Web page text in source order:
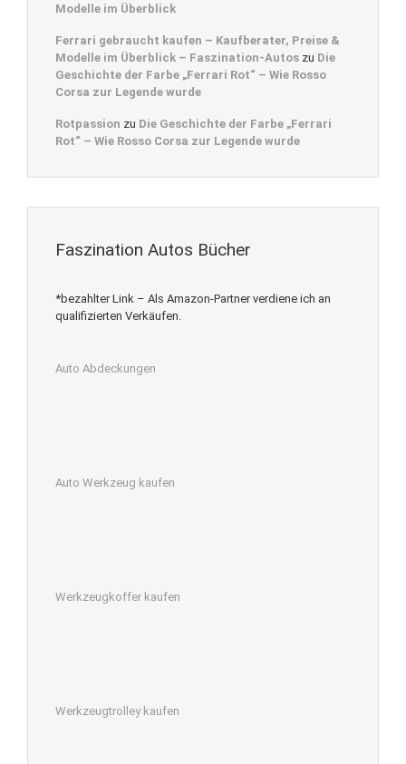
Modelle im Überblick
Ferrari gebraucht kaufen – Kaufberater, Preise &
Modelle im Überblick – Faszination-Autos zu Die
Geschichte der Farbe „Ferrari Rot“ – Wie Rosso
Corsa zur Legende wurde
Rotpassion zu Die Geschichte der Farbe „Ferrari
Rot“ – Wie Rosso Corsa zur Legende wurde
Faszination Autos Bücher
*bezahlter Link – Als Amazon-Partner verdiene ich an
qualifizierten Verkäufen.
Auto Abdeckungen
Auto Werkzeug kaufen
Werkzeugkoffer kaufen
Werkzeugtrolley kaufen